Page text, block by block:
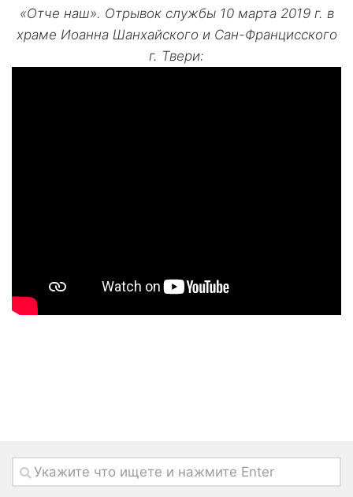
«Отче наш». Отрывок службы 10 марта 2019 г. в
храме Иоанна Шанхайского и Сан-Францисского
г. Твери: